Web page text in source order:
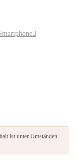
ist unter Umständen